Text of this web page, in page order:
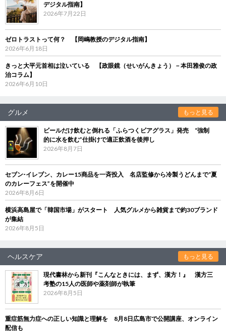
デジタル指南】
2026年7月22日
ゼロトラストって何？ 【岡嶋教授のデジタル指南】
2026年6月18日
きっと大平元首相は泣いている 【政眼鏡（せいがんきょう）－本田雅俊の政
治コラム】
2026年6月10日
グルメ もっと見る
ビールだけ飲むと倒れる「ふらつくビアグラス」発売 “強制
的に水を飲む”仕掛けで適正飲酒を後押し
2026年8月7日
セブン‐イレブン、カレー15商品を一斉投入 名店監修から冷製うどんまで“夏
のカレーフェス”を開催中
2026年8月6日
横浜高島屋で「韓国市場」がスタート 人気グルメから雑貨まで約30ブランド
が集結
2026年8月5日
ヘルスケア もっと見る
現代書林から新刊『こんなときには、まず、漢方！』 漢方三
考塾の15人の医師や薬剤師が執筆
2026年8月5日
重症筋無力症への正しい知識と理解を 8月8日広島市で公開講座、オンライン
配信も